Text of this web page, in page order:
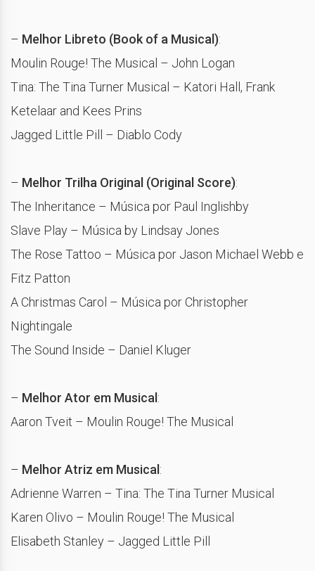
– Melhor Libreto (Book of a Musical):
Moulin Rouge! The Musical – John Logan
Tina: The Tina Turner Musical – Katori Hall, Frank
Ketelaar and Kees Prins
Jagged Little Pill – Diablo Cody
– Melhor Trilha Original (Original Score):
The Inheritance – Música por Paul Inglishby
Slave Play – Música by Lindsay Jones
The Rose Tattoo – Música por Jason Michael Webb e
Fitz Patton
A Christmas Carol – Música por Christopher
Nightingale
The Sound Inside – Daniel Kluger
– Melhor Ator em Musical :
Aaron Tveit – Moulin Rouge! The Musical
– Melhor Atriz em Musical :
Adrienne Warren – Tina: The Tina Turner Musical
Karen Olivo – Moulin Rouge! The Musical
Elisabeth Stanley – Jagged Little Pill